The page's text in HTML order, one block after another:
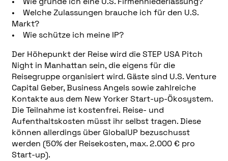
• Welche Zulassungen brauche ich für den U.S.
Markt?
• Wie schütze ich meine IP?
Der Höhepunkt der Reise wird die STEP USA Pitch
Night in Manhattan sein, die eigens für die
Reisegruppe organisiert wird. Gäste sind U.S. Venture
Capital Geber, Business Angels sowie zahlreiche
Kontakte aus dem New Yorker Start-up-Ökosystem.
Die Teilnahme ist kostenfrei. Reise- und
Aufenthaltskosten müsst ihr selbst tragen. Diese
können allerdings über GlobalUP bezuschusst
werden (50% der Reisekosten, max. 2.000 € pro
Start-up).